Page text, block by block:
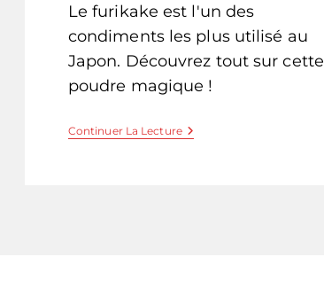
publication :
Le furikake est l'un des
condiments les plus utilisé au
Japon. Découvrez tout sur cette
poudre magique !
Continuer La LectureLe